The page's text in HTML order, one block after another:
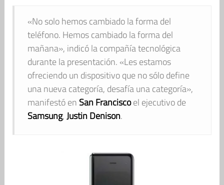
«No solo hemos cambiado la forma del
teléfono. Hemos cambiado la forma del
mañana», indicó la compañía tecnológica
durante la presentación. «Les estamos
ofreciendo un dispositivo que no sólo define
una nueva categoría, desafía una categoría»,
manifestó en San Franciscoel ejecutivo de
Samsung,Justin Denison.